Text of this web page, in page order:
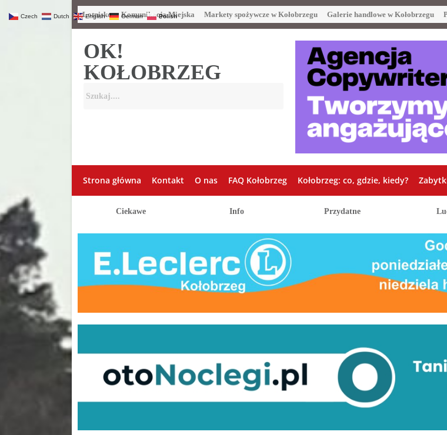
Lotnisko Komunikacja Miejska Markety spożywcze w Kołobrzegu Galerie handlowe w Kołobrzegu
OK!
KOŁOBRZEG
Strona główna Kontakt O nas FAQ Kołobrzeg Kołobrzeg: co, gdzie, kiedy?
Ciekawe Info Przydatne
Czech Dutch English German Polish